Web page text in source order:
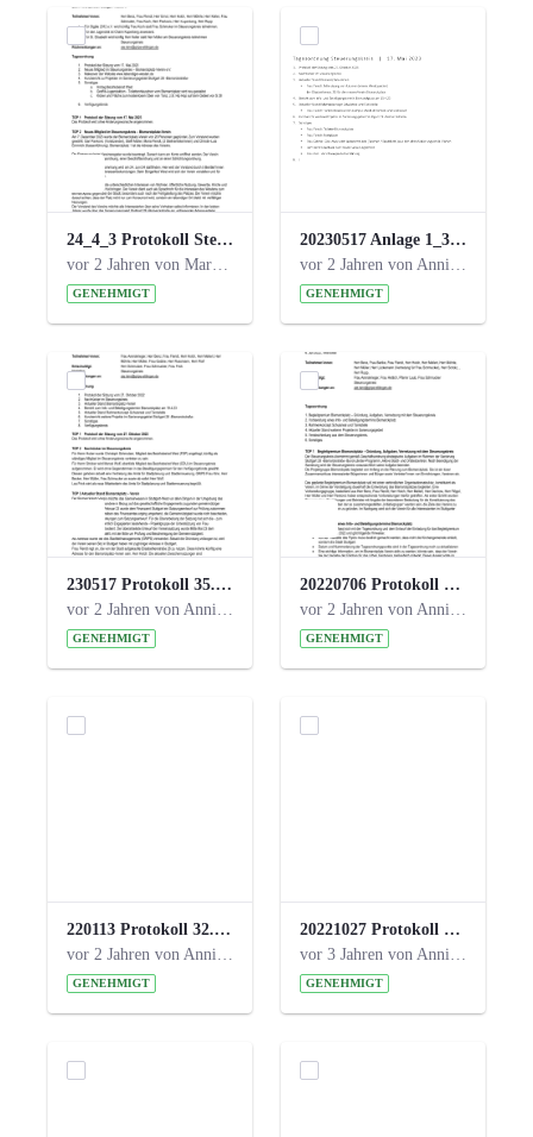
24_4_3 Protokoll Steuerungskreis.pdf
vor 2 Jahren von Marcel Eckert
GENEHMIGT
20230517 Anlage 1_35. Steuerungskreis.pdf
vor 2 Jahren von Anni Schlumberger
GENEHMIGT
230517 Protokoll 35. Steuerungskreis.pdf
vor 2 Jahren von Anni Schlumberger
GENEHMIGT
20220706 Protokoll 33. Steuerungskreis.pdf
vor 2 Jahren von Anni Schlumberger
GENEHMIGT
220113 Protokoll 32. Steuerungskreis.pdf
vor 2 Jahren von Anni Schlumberger
GENEHMIGT
20221027 Protokoll 34. Steuerungskreis.pdf
vor 3 Jahren von Anni Schlumberger
GENEHMIGT